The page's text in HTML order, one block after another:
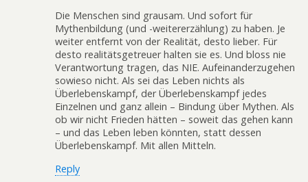
Die Menschen sind grausam. Und sofort für
Mythenbildung (und -weitererzählung) zu haben. Je
weiter entfernt von der Realität, desto lieber. Für
desto realitätsgetreuer halten sie es. Und bloss nie
Verantwortung tragen, das NIE. Aufeinanderzugehen
sowieso nicht. Als sei das Leben nichts als
Überlebenskampf, der Überlebenskampf jedes
Einzelnen und ganz allein – Bindung über Mythen. Als
ob wir nicht Frieden hätten – soweit das gehen kann
– und das Leben leben könnten, statt dessen
Überlebenskampf. Mit allen Mitteln.
Reply